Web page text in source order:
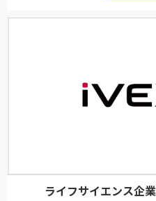
ライフサイエンス企